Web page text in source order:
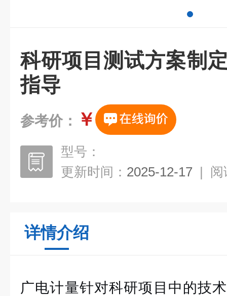
科研项目测试方案制
指导
参考价： ￥
型号：
更新时间： 2025-12-17 | 阅
详情介绍
广电计量针对科研项目中的技